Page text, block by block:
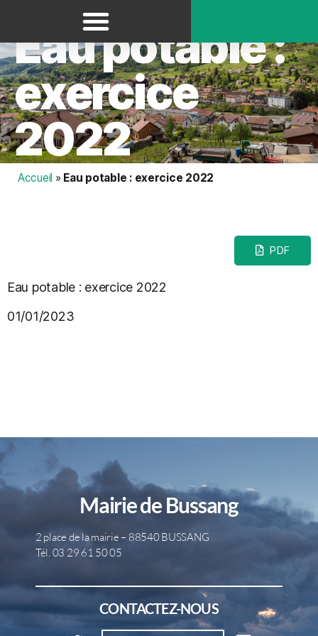
Eau potable :
exercice
2022
Accueil » Eau potable : exercice 2022
PDF
Eau potable : exercice 2022
01/01/2023
Mairie de Bussang
2 place de la mairie – 88540 BUSSANG
Tél. 03 29 61 50 05
CONTACTEZ-NOUS